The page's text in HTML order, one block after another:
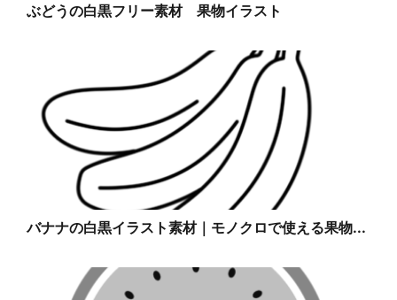
ぶどうの白黒フリー素材 果物イラスト
バナナの白黒イラスト素材｜モノクロで使える果物...